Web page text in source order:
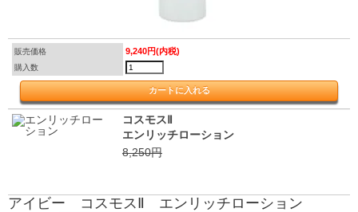
販売価格 9,240円(内税)
購入数
コスモスⅡ
エンリッチローション
8,250円
アイビー コスモスⅡ エンリッチローション